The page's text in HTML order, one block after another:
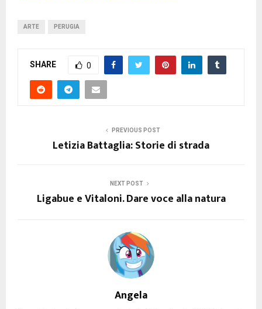
ARTE PERUGIA
SHARE 0
PREVIOUS POST
Letizia Battaglia: Storie di strada
NEXT POST
Ligabue e Vitaloni. Dare voce alla natura
Angela